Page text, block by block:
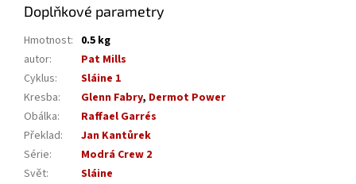
Doplňkové parametry
Hmotnost: 0.5 kg
autor:
Pat Mills
Cyklus:
Sláine 1
Kresba: Glenn Fabry, Dermot Power
Obálka:
Raffael Garrés
Překlad:
Jan Kantůrek
Série:
Modrá Crew 2
Svět:
Sláine